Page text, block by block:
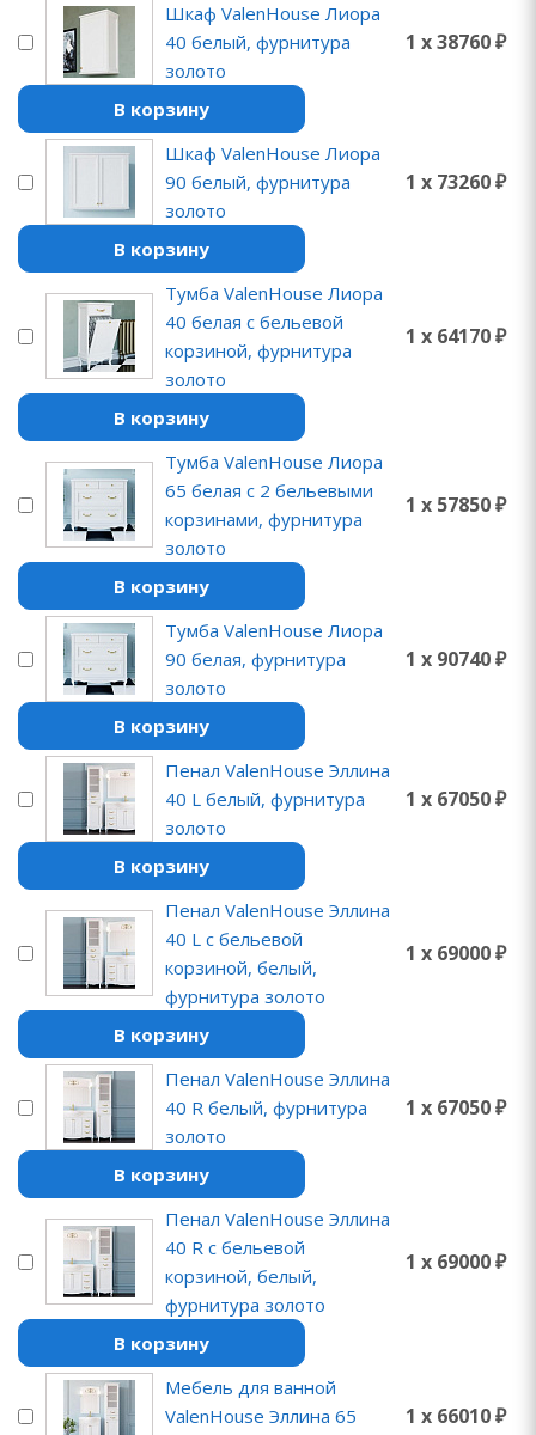
Шкаф ValenHouse Лиора
40 белый, фурнитура
золото
1 x 38760 ₽
В корзину
Шкаф ValenHouse Лиора
90 белый, фурнитура
золото
1 x 73260 ₽
В корзину
Тумба ValenHouse Лиора
40 белая с бельевой
корзиной, фурнитура
золото
1 x 64170 ₽
В корзину
Тумба ValenHouse Лиора
65 белая с 2 бельевыми
корзинами, фурнитура
золото
1 x 57850 ₽
В корзину
Тумба ValenHouse Лиора
90 белая, фурнитура
золото
1 x 90740 ₽
В корзину
Пенал ValenHouse Эллина
40 L белый, фурнитура
золото
1 x 67050 ₽
В корзину
Пенал ValenHouse Эллина
40 L с бельевой
корзиной, белый,
фурнитура золото
1 x 69000 ₽
В корзину
Пенал ValenHouse Эллина
40 R белый, фурнитура
золото
1 x 67050 ₽
В корзину
Пенал ValenHouse Эллина
40 R с бельевой
корзиной, белый,
фурнитура золото
1 x 69000 ₽
В корзину
Мебель для ванной
ValenHouse Эллина 65
1 x 66010 ₽